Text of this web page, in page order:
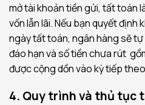
mở tài khoản tiền gửi, tất toán
vốn lẫn lãi. Nếu bạn quyết định
ngày tất toán, ngân hàng sẽ
đáo hạn và số tiền chưa rút
được cộng dồn vào kỳ tiếp
4. Quy trình và thủ tục